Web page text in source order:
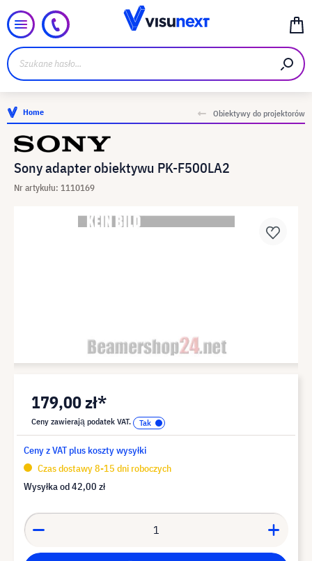
Home Obiektywy do projektorów
Sony adapter obiektywu PK-F500LA2
Nr artykułu: 1110169
179,00 zł*
Ceny zawierają podatek VAT.
Ceny z VAT plus koszty wysyłki
Czas dostawy 8-15 dni roboczych
Wysyłka od42,00 zł